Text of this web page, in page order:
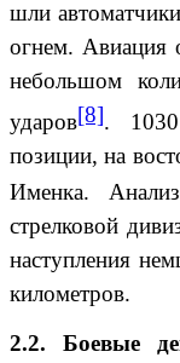
шли
огнем. Авиация
небольшом
ударов[8].
позиции, на
Именка.
стрелковой
наступления
километров.
2.2. Боевые